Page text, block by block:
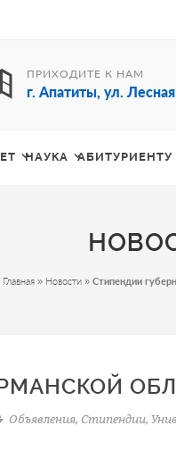
ПРИХОДИТЕ К НАМ
г. Апатиты, ул.
НАУКА АБИТУРИЕНТУ
Главная » Новости » Стипендии
Объявления, Стипендии,